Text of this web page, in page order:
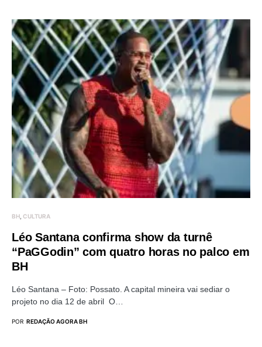
BH CULTURA
Léo Santana confirma show da turnê
“PaGGodin” com quatro horas no palco em
BH
Léo Santana – Foto: Possato. A capital mineira vai sediar o
projeto no dia 12 de abril O…
POR REDAÇÃO AGORA BH